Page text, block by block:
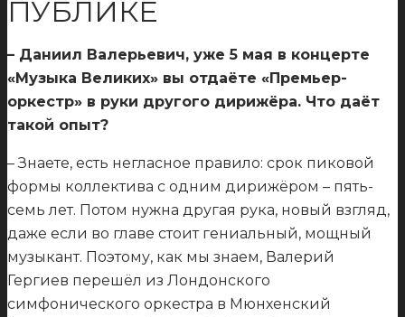
ПУБЛИКЕ
– Даниил Валерьевич, уже 5 мая в концерте
«Музыка Великих» вы отдаёте «Премьер-
оркестр» в руки другого дирижёра. Что даёт
такой опыт?
– Знаете, есть негласное правило: срок пиковой
формы коллектива с одним дирижёром – пять-
семь лет. Потом нужна другая рука, новый взгляд,
даже если во главе стоит гениальный, мощный
музыкант. Поэтому, как мы знаем, Валерий
Гергиев перешёл из Лондонского
симфонического оркестра в Мюнхенский